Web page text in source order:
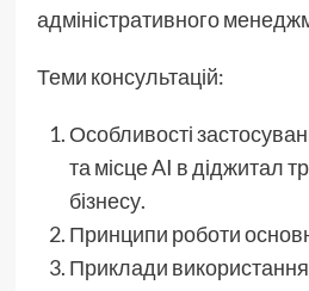
адміністративного
Теми консультацій:
Особливості
та місце AI в діджитал
бізнесу.
Принципи роботи
Приклади використання